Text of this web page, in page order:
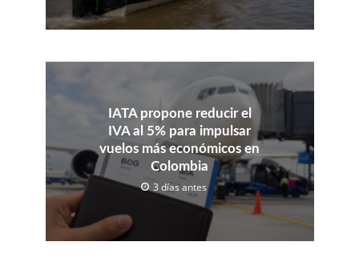
IATA propone reducir el
IVA al 5% para impulsar
vuelos más económicos en
Colombia
3 días antes